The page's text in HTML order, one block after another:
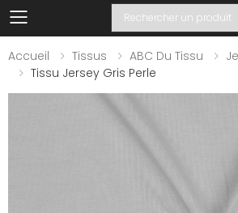
Toggle mobile menu
Recherche
Accueil
Tissus ABC Du Tissu
Tissu Jersey Gris Perle